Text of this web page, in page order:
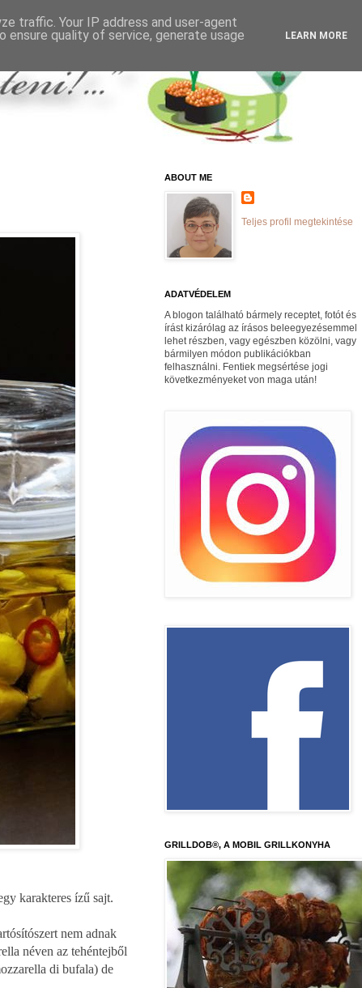
karakteres ízű sajt.
nem adnak
néven az tehéntejből
di bufala) de
ABOUT ME
Teljes profil megtekintése
ADATVÉDELEM
A blogon található bármely receptet, fotót és
írást kizárólag az írásos beleegyezésemmel
lehet részben, vagy egészben közölni, vagy
bármilyen módon publikációkban
felhasználni. Fentiek megsértése jogi
következményeket von maga után!
GRILLDOB®, A MOBIL GRILLKONYHA
traffic. Your IP address and user-agent
ensure quality of service, generate usage
LEARN MORE